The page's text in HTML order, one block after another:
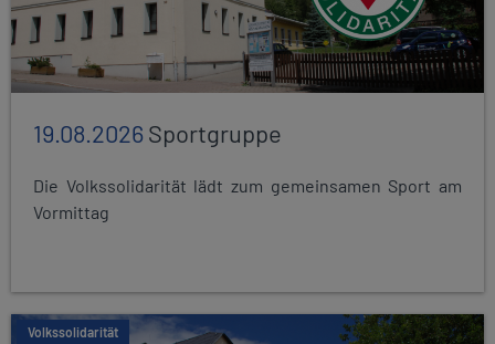
19.08.2026Sportgruppe
Die Volkssolidarität lädt zum gemeinsamen Sport am
Vormittag
Volkssolidarität